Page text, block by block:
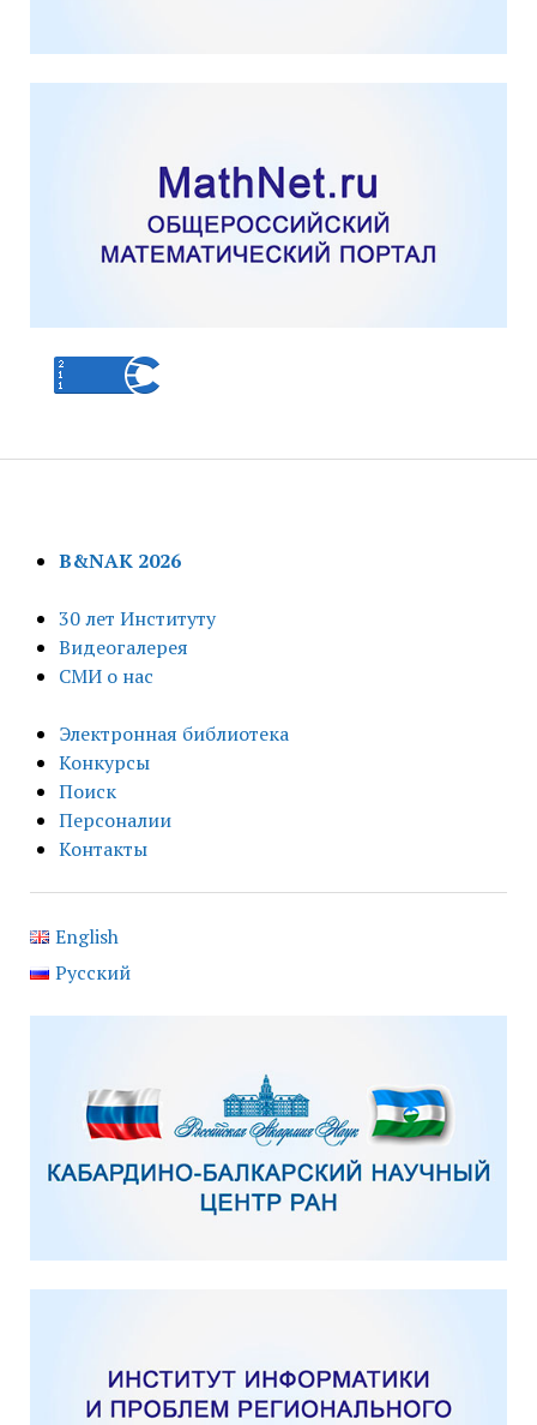
B&NAK 2026
30 лет Институту
Видеогалерея
СМИ о нас
Электронная библиотека
Конкурсы
Поиск
Персоналии
Контакты
English
Русский